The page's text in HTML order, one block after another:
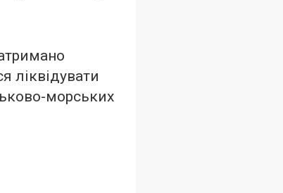
ліквідувати
морських